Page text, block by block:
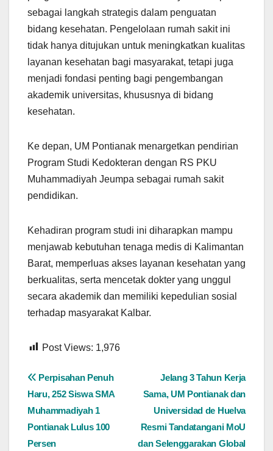
sebagai langkah strategis dalam penguatan
bidang kesehatan. Pengelolaan rumah sakit ini
tidak hanya ditujukan untuk meningkatkan kualitas
layanan kesehatan bagi masyarakat, tetapi juga
menjadi fondasi penting bagi pengembangan
akademik universitas, khususnya di bidang
kesehatan.
Ke depan, UM Pontianak menargetkan pendirian
Program Studi Kedokteran dengan RS PKU
Muhammadiyah Jeumpa sebagai rumah sakit
pendidikan.
Kehadiran program studi ini diharapkan mampu
menjawab kebutuhan tenaga medis di Kalimantan
Barat, memperluas akses layanan kesehatan yang
berkualitas, serta mencetak dokter yang unggul
secara akademik dan memiliki kepedulian sosial
terhadap masyarakat Kalbar.
Post Views: 1,976
Navigasi
pos
Jelang 3 Tahun Kerja
Sama, UM Pontianak dan
Universidad de Huelva
Resmi Tandatangani MoU
dan Selenggarakan Global
Perpisahan Penuh
Haru, 252 Siswa SMA
Muhammadiyah 1
Pontianak Lulus 100
Persen